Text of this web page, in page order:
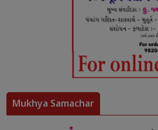
Mukhya Samachar